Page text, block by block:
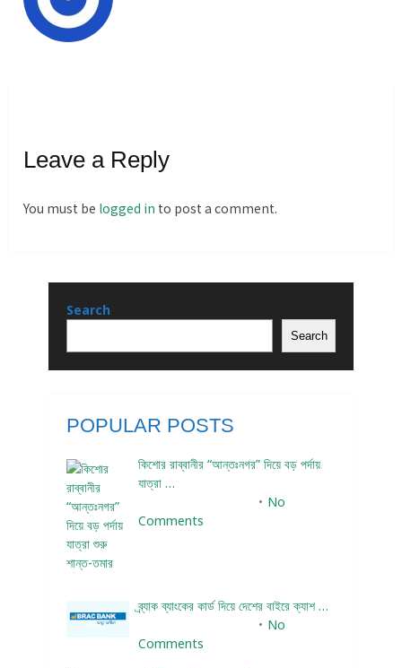
Leave a Reply
You must be logged in to post a comment.
Search
Search
POPULAR POSTS
কিশোর রাব্বানীর “আন্তঃনগর” দিয়ে বড় পর্দায়
যাত্রা …
No
Comments
ব্র্যাক ব্যাংকের কার্ড দিয়ে দেশের বাইরে ক্যাশ …
No
Comments